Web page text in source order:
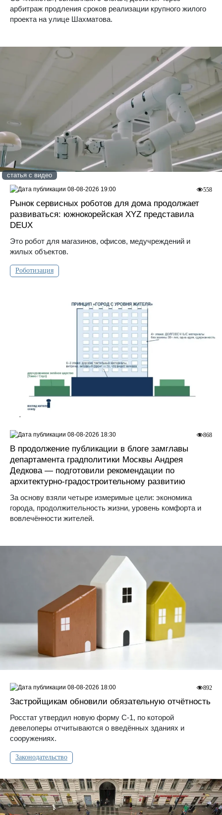
арбитраж продления сроков реализации крупного жилого
проекта на улице Шахматова.
статья с видео
Рынок сервисных роботов для дома продолжает
развиваться: южнокорейская XYZ представила
DEUX
Это робот для магазинов, офисов, медучреждений и
жилых объектов.
Роботизация
558
08-08-2026 19:00
В продолжение публикации в блоге замглавы
департамента градполитики Москвы Андрея
Дедкова — подготовили рекомендации по
архитектурно-градостроительному развитию
За основу взяли четыре измеримые цели: экономика
города, продолжительность жизни, уровень комфорта и
вовлечённости жителей.
868
08-08-2026 18:30
Застройщикам обновили обязательную отчётность
Росстат утвердил новую форму С-1, по которой
девелоперы отчитываются о введённых зданиях и
сооружениях.
Законодательство
892
08-08-2026 18:00